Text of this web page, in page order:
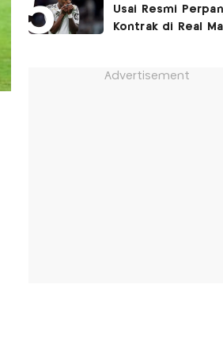
Usai Resmi
Kontrak di Real
Advertisement